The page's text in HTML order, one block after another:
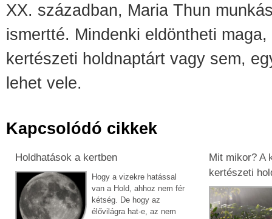
XX. században, Maria Thun
ismertté. Mindenki eldöntheti
kertészeti holdnaptárt vagy sem,
lehet vele.
Kapcsolódó cikkek
Holdhatások a kertben
Hogy a vizekre hatással
van a Hold, ahhoz nem fér
kétség. De hogy az
élővilágra hat-e, az nem
Mit mikor? A
kertészeti